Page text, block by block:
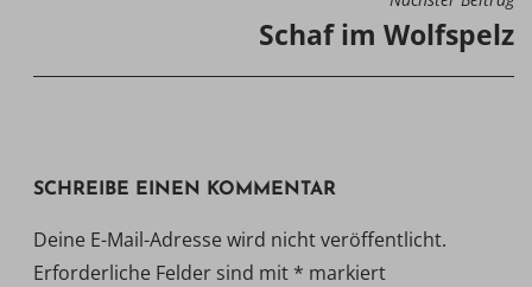
Schaf im Wolfspelz
SCHREIBE EINEN KOMMENTAR
Deine E-Mail-Adresse wird nicht veröffentlicht.
Erforderliche Felder sind mit * markiert